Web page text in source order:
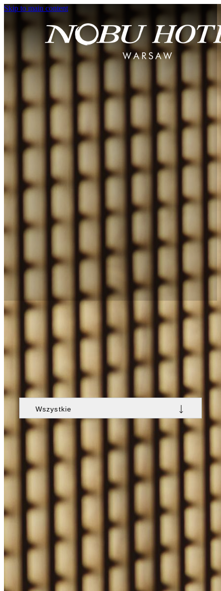
Skip to main content
Ekskluzywne Oferty Nobu Hotel
Warsaw
Poznaj unikalne oferty i pakiety, starannie
zaprojektowane, aby podkreślić charakter Nobu
Hotel Warsaw. Zarezerwuj spersonalizowany pobyt,
pełen doświadczeń, które zapewnią Ci znacznie
więcej niż zwykłą wizytę w Warszawie. Stań się
częścią czegoś wyjątkowego.
Wszystkie